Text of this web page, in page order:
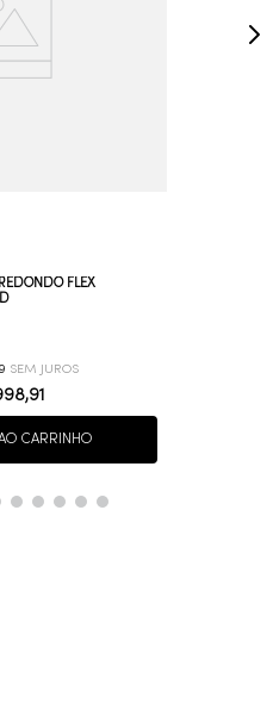
FLEX
,91
CARRINHO